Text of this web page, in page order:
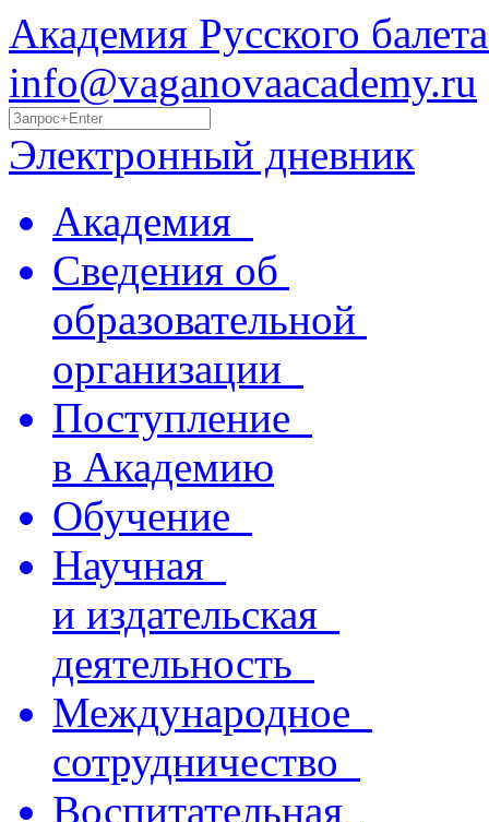
Академия Русского
info@vaganovaacademy.ru
Электронный дневник
Академия
Сведения об
образовательной
организации
Поступление
в Академию
Обучение
Научная
и издательская
деятельность
Международное
сотрудничество
Воспитательная